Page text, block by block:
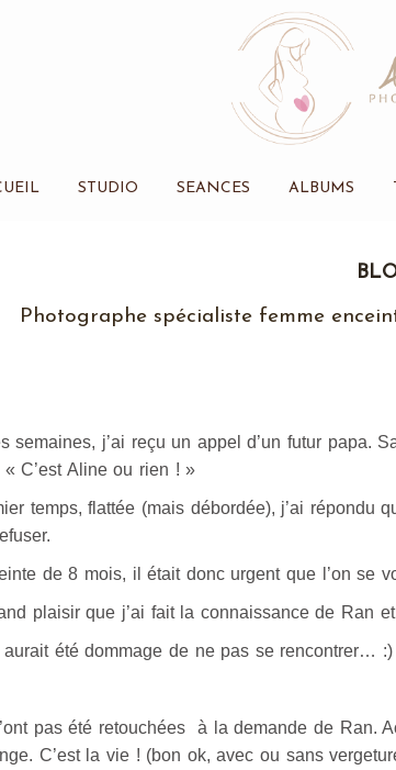
STUDIO SEANCES ALBUMS
Photographe spécialiste femme
semaines, j’ai reçu un appel d’un futur papa.
« C’est Aline ou rien ! »
temps, flattée (mais débordée), j’ai
de 8 mois, il était donc urgent que l’on se
plaisir que j’ai fait la connaissance de Ran
aurait été dommage de ne pas se rencontrer… :)
pas été retouchées à la demande de Ran.
C’est la vie ! (bon ok, avec ou sans